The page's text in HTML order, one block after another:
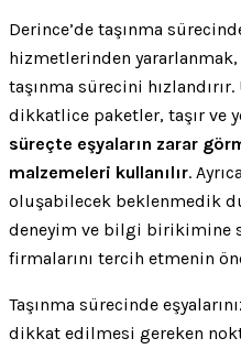
Derince’de taşınma
hizmetlerinden
taşınma sürecini hızlandırır.
dikkatlice paketler, taşır ve
süreçte eşyaların zarar
malzemeleri kullanılır.
oluşabilecek beklenmedik
deneyim ve bilgi birikimine
firmalarını tercih etmenin
Taşınma sürecinde
dikkat edilmesi gereken